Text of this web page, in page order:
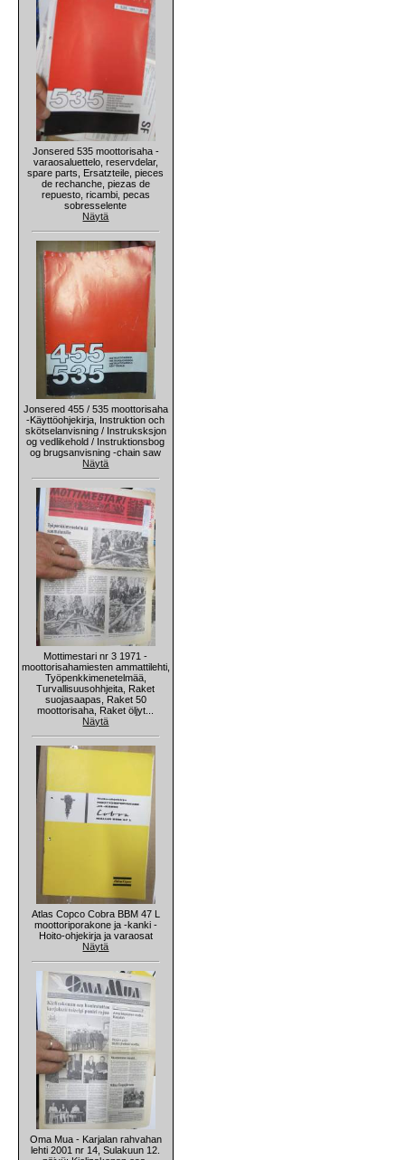
Jonsered 535 moottorisaha -
varaosaluettelo, reservdelar,
spare parts, Ersatzteile, pieces
de rechanche, piezas de
repuesto, ricambi, pecas
sobresselente
Näytä
Jonsered 455 / 535 moottorisaha
-Käyttöohjekirja, Instruktion och
skötselanvisning / Instruksksjon
og vedlikehold / Instruktionsbog
og brugsanvisning -chain saw
Näytä
Mottimestari nr 3 1971 -
moottorisahamiesten ammattilehti,
Työpenkkimenetelmää,
Turvallisuusohhjeita, Raket
suojasaapas, Raket 50
moottorisaha, Raket öljyt...
Näytä
Atlas Copco Cobra BBM 47 L
moottoriporakone ja -kanki -
Hoito-ohjekirja ja varaosat
Näytä
Oma Mua - Karjalan rahvahan
lehti 2001 nr 14, Sulakuun 12.